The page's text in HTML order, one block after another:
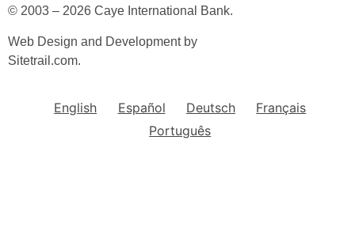
© 2003 – 2026 Caye International Bank.
Web Design and Development by
Sitetrail.com.
English Español Deutsch
Français
Português